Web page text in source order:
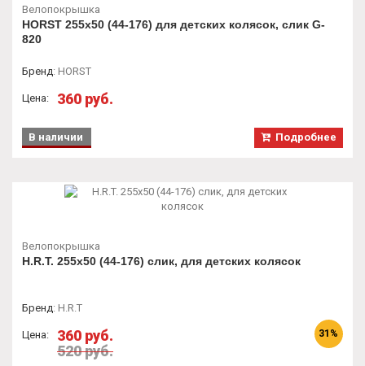
Велопокрышка
HORST 255x50 (44-176) для детских колясок, слик G-
820
Бренд: HORST
Цена: 360 руб.
Подробнее
В наличии
Велопокрышка
H.R.T. 255x50 (44-176) слик, для детских колясок
Бренд: H.R.T
Цена:
360 руб.
520 руб.
31%